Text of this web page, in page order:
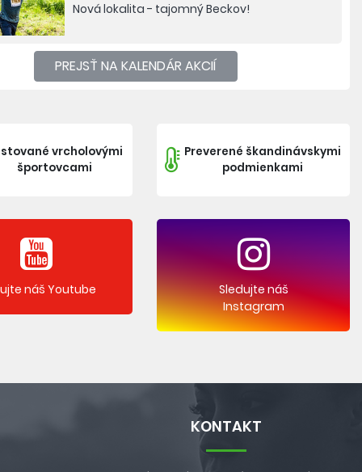
Nová lokalita - tajomný Beckov!
PREJSŤ NA KALENDÁR AKCIÍ
vrcholovými
športovcami
Preverené škandinávskymi
podmienkami
náš Youtube
Sledujte náš
Instagram
KONTAKT